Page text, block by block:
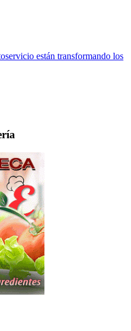
están transformando los